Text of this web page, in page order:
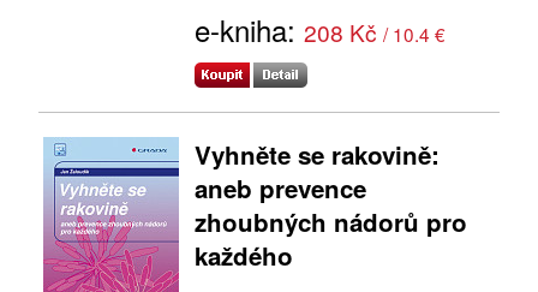
e-kniha: 208 Kč / 10.4 €
Vyhněte se rakovině:
aneb prevence
zhoubných nádorů pro
každého